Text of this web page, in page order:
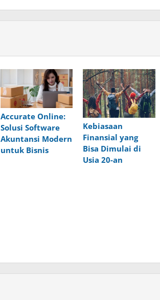
Accurate Online:
Solusi Software
Akuntansi Modern
untuk Bisnis
Kebiasaan
Finansial yang
Bisa Dimulai di
Usia 20-an